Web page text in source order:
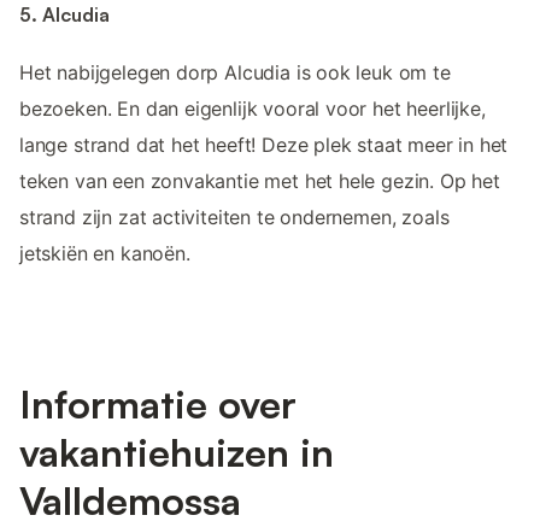
5. Alcudia
Het nabijgelegen dorp Alcudia is ook leuk om te
bezoeken. En dan eigenlijk vooral voor het heerlijke,
lange strand dat het heeft! Deze plek staat meer in het
teken van een zonvakantie met het hele gezin. Op het
strand zijn zat activiteiten te ondernemen, zoals
jetskiën en kanoën.
Informatie over
vakantiehuizen in
Valldemossa